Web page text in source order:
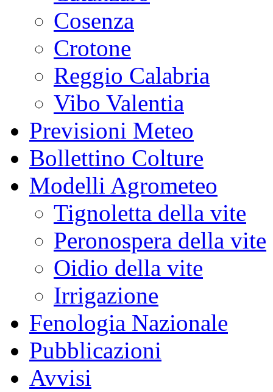
Cosenza
Crotone
Reggio Calabria
Vibo Valentia
Previsioni Meteo
Bollettino Colture
Modelli Agrometeo
Tignoletta della vite
Peronospera della vite
Oidio della vite
Irrigazione
Fenologia Nazionale
Pubblicazioni
Avvisi